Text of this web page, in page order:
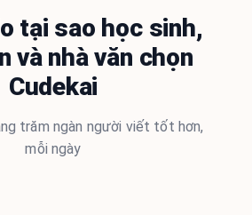
tại sao học sinh,
và nhà văn chọn
Cudekai
trăm ngàn người viết tốt hơn,
mỗi ngày